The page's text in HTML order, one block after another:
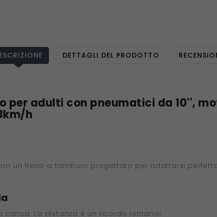
DETTAGLI DEL PRODOTTO
per adulti con pneumatici da 10'',
h
un freno a tamburo progettato per adattarsi
La distanza è un ricordo lontano!